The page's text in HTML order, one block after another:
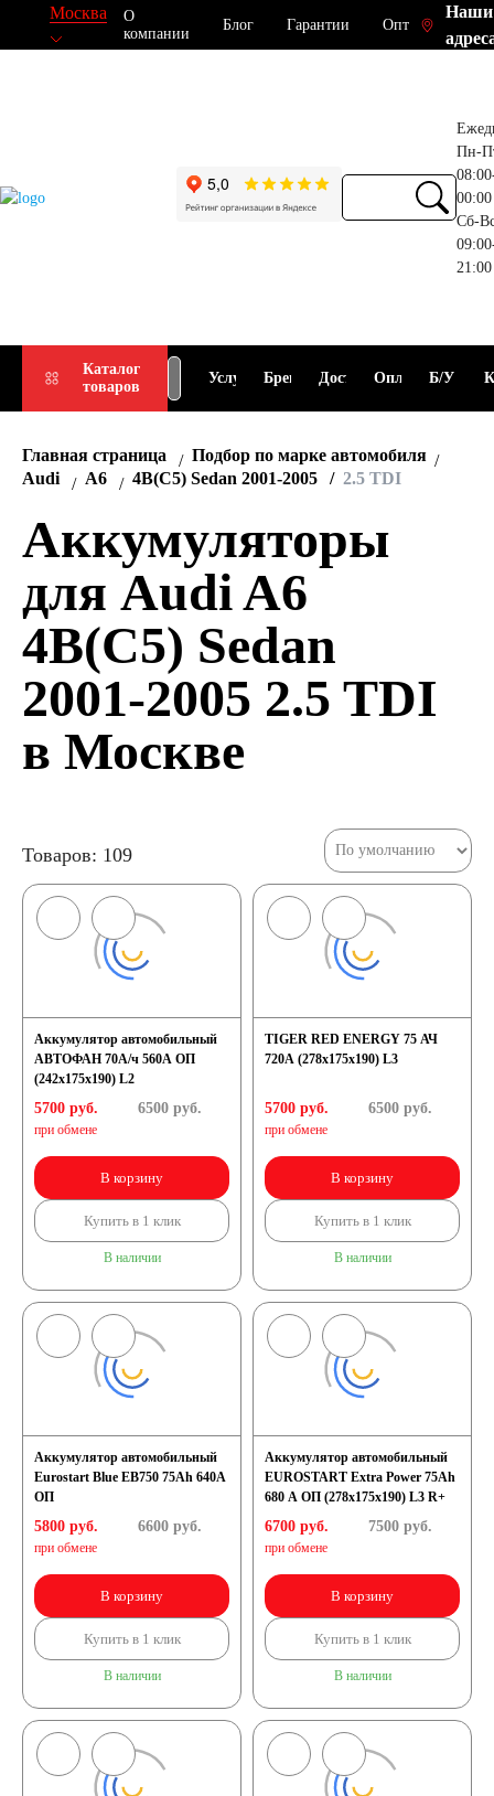
Москва
О
компании
Блог Гарантии Опт
Наши
Пн-
00:00
Сб-
21:00
Каталог
товаров
Подбор
АКБ
Услуги Бренды ДоставкаОплата Б/У
Главная страница
Подбор по марке автомобиля
Audi
A6 4B(C5) Sedan 2001-2005 2.5 TDI
Аккумуляторы
для Audi A6
4B(C5) Sedan
2001-2005 2.5 TDI
в Москве
Товаров: 109
Аккумулятор автомобильный
АВТОФАН 70А/ч 560А ОП
(242x175x190) L2
5700 руб.
при обмене
6500руб.
В корзину
Купить в 1 клик
В наличии
TIGER RED ENERGY 75 АЧ
720A (278x175x190) L3
5700 руб.
при обмене
6500руб.
В корзину
Купить в 1 клик
В наличии
Аккумулятор автомобильный
Eurostart Blue EB750 75Ah 640A
ОП
5800 руб.
при обмене
6600руб.
В корзину
Купить в 1 клик
В наличии
Аккумулятор автомобильный
EUROSTART Extra Power 75Ah
680 A ОП (278x175x190) L3 R+
6700 руб.
при обмене
7500руб.
В корзину
Купить в 1 клик
В наличии